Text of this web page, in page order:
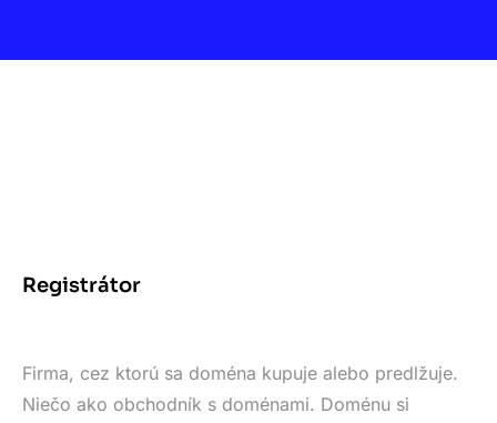
Registrátor
Firma, cez ktorú sa doména kupuje alebo predlžuje.
Niečo ako obchodník s doménami. Doménu si